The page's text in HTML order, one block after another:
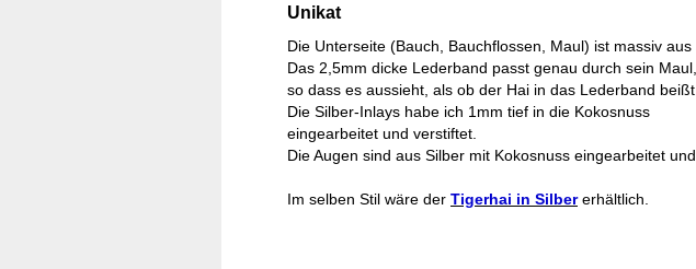
Unikat
Die Unterseite (Bauch, Bauchflossen, Maul) ist massiv aus
Das 2,5mm dicke Lederband passt genau durch sein Maul,
so dass es aussieht, als ob der Hai in das Lederband
Die Silber-Inlays habe ich 1mm tief in die Kokosnuss
eingearbeitet und verstiftet.
Die Augen sind aus Silber mit Kokosnuss eingearbeitet
Im selben Stil wäre der Tigerhai in Silbererhältlich.